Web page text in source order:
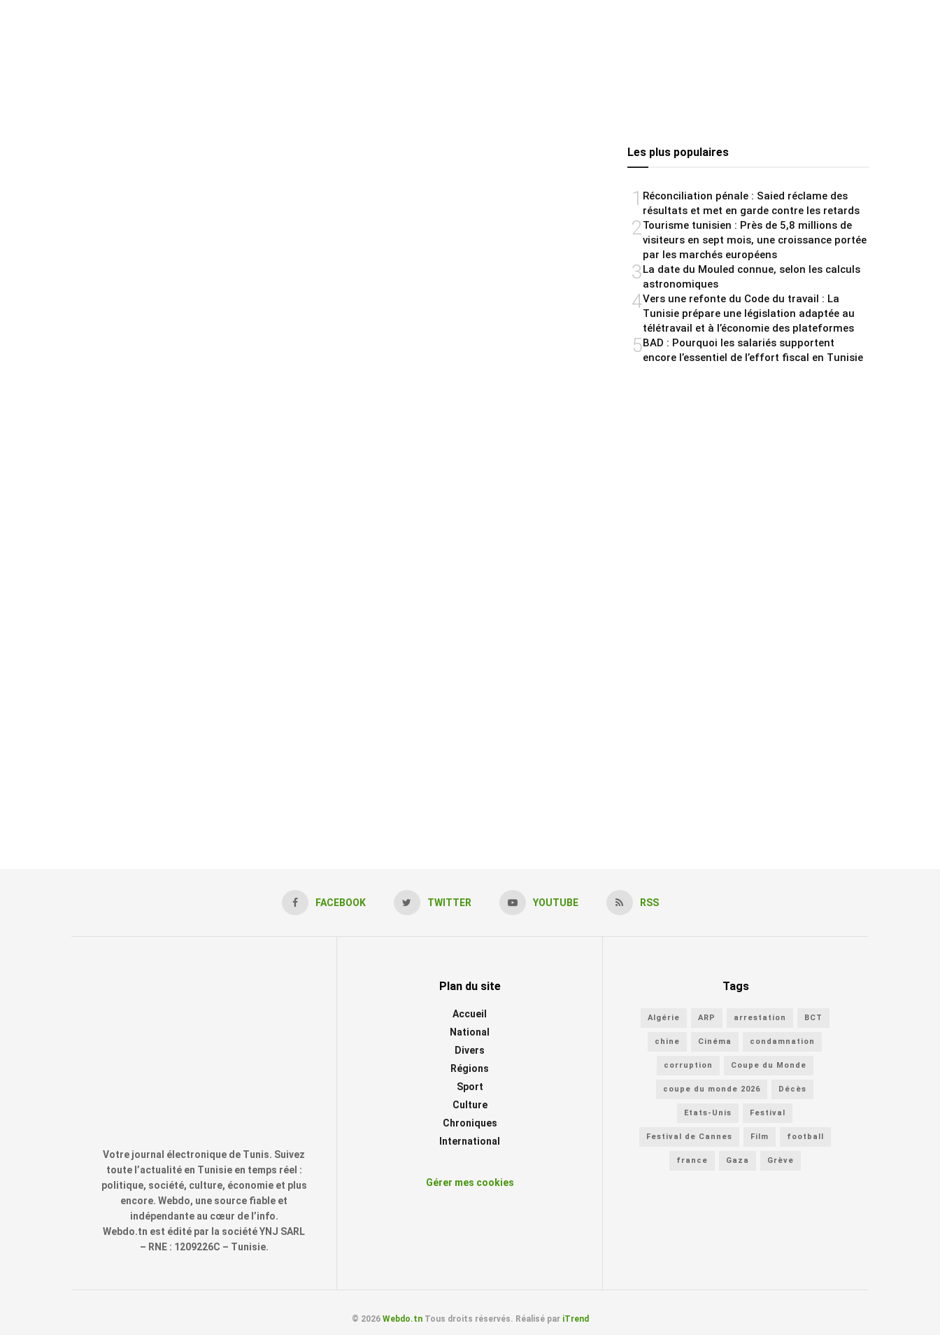
Les plus populaires
1 Réconciliation pénale : Saied réclame des
résultats et met en garde contre les retards
2Tourisme tunisien : Près de 5,8 millions de
visiteurs en sept mois, une croissance portée
par les marchés européens
3La date du Mouled connue, selon les calculs
astronomiques
4Vers une refonte du Code du travail : La
Tunisie prépare une législation adaptée au
télétravail et à l’économie des plateformes
5BAD : Pourquoi les salariés supportent
encore l’essentiel de l’effort fiscal en Tunisie
FACEBOOK TWITTER YOUTUBE RSS
Votre journal électronique de Tunis. Suivez
toute l’actualité en Tunisie en temps réel :
politique, société, culture, économie et plus
encore. Webdo, une source fiable et
indépendante au cœur de l’info.
Webdo.tn est édité par la société YNJ SARL
– RNE : 1209226C – Tunisie.
Plan du site
Accueil
National
Divers
Régions
Sport
Culture
Chroniques
International
Gérer mes cookies
Tags
Algérie ARP arrestation BCT
chine Cinéma condamnation
corruption Coupe du Monde
coupe du monde 2026 Décès
Etats-Unis Festival
Festival de Cannes Film football
france Gaza Grève
© 2026 Webdo.tnTous droits réservés. Réalisé par iTrend